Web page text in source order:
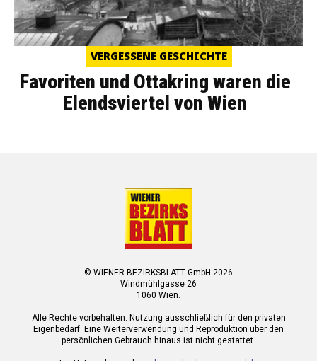
VERGESSENE GESCHICHTE
Favoriten und Ottakring waren die
Elendsviertel von Wien
© WIENER BEZIRKSBLATT GmbH 2026
Windmühlgasse 26
1060 Wien.
Alle Rechte vorbehalten. Nutzung ausschließlich für den privaten
Eigenbedarf. Eine Weiterverwendung und Reproduktion über den
persönlichen Gebrauch hinaus ist nicht gestattet.